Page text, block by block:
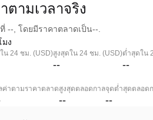
ตามเวลาจริง
--, โดยมีราคาตลาดเป็น--.
มง
น 24 ชม. (USD)สูงสุดใน 24 ชม. (USD)
--
ต่ำสุดใน
--
ค่าตามราคาตลาดสูงสุดตลอดกาล
--
จุดต่ำสุดตลอด
--